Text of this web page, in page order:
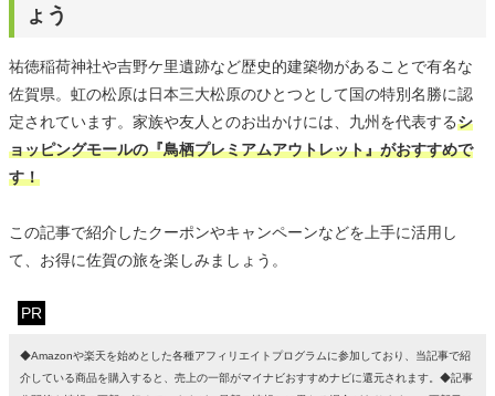
ょう
祐徳稲荷神社や吉野ケ里遺跡など歴史的建築物があることで有名な
佐賀県。虹の松原は日本三大松原のひとつとして国の特別名勝に認
定されています。家族や友人とのお出かけには、九州を代表するシ
ョッピングモールの『鳥栖プレミアムアウトレット』がおすすめで
す！
この記事で紹介したクーポンやキャンペーンなどを上手に活用し
て、お得に佐賀の旅を楽しみましょう。
PR
◆Amazonや楽天を始めとした各種アフィリエイトプログラムに参加しており、当記事で紹
介している商品を購入すると、売上の一部がマイナビおすすめナビに還元されます。◆記事